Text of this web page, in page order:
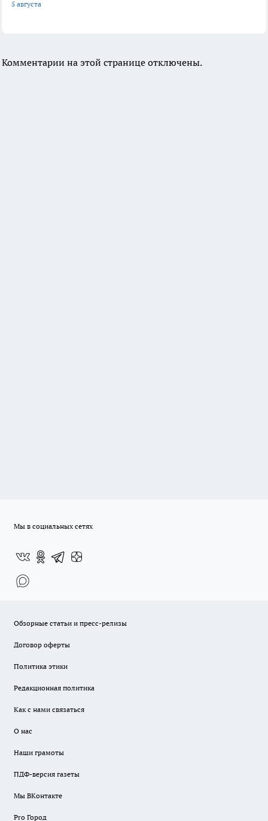
5 августа
Комментарии на этой странице отключены.
Мы в социальных сетях
Обзорные статьи и пресс-релизы
Договор оферты
Политика этики
Редакционная политика
Как с нами связаться
О нас
Наши грамоты
ПДФ-версия газеты
Мы ВКонтакте
Pro Город